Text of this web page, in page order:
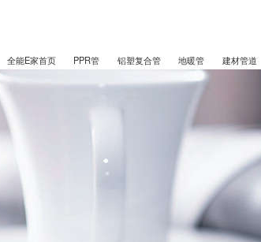
全能E家首页 PPR管 铝塑复合管 地暖管 建材管道